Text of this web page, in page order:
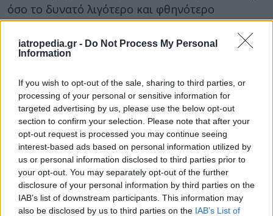
iatropedia.gr - Do Not Process My Personal
Information
If you wish to opt-out of the sale, sharing to third parties, or
processing of your personal or sensitive information for
targeted advertising by us, please use the below opt-out
section to confirm your selection. Please note that after your
opt-out request is processed you may continue seeing
interest-based ads based on personal information utilized by
us or personal information disclosed to third parties prior to
your opt-out. You may separately opt-out of the further
disclosure of your personal information by third parties on the
IAB’s list of downstream participants. This information may
also be disclosed by us to third parties on the IAB’s List of
όσο το δυνατό λιγότερο και φθηνότερο
προσωπικό. Χαρακτηριστική είναι η δήλωση του
υφυπουργού Υγείας ότι ‘οι προϋπολογισμοί των
δημόσιων νοσοκομείων θα πρέπει σταδιακά να
των σύνολο των δαπανών και της μισθοδοσίας‘»,
αναφέρει το Σωματείο εργαζομένων από το
Θριάσιο Νοσοκομείο.
Επισημαίνει επίσης, πως υπάρχει σημαντική
μείωση του αριθμού των μονίμων εργαζομένων
στην Υγεία την τελευταία δεκαετία,από 93.580
τον Ιανουάριο 2013 σε 70.785 το Νοέμβριο
2023.